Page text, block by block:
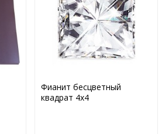
Фианит бесцветный
квадрат 4х4